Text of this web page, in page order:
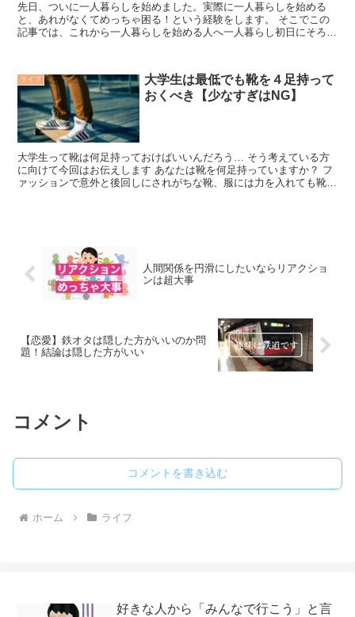
先日、ついに一人暮らしを始めました。実際に一人暮らしを始める
と、あれがなくてめっちゃ困る！という経験をします。 そこでこの
記事では、これから一人暮らしを始める人へ一人暮らし初日にそろえ
ライフ
大学生は最低でも靴を４足持って
おくべき【少なすぎはNG】
大学生って靴は何足持っておけばいいんだろう… そう考えている方
に向けて今回はお伝えします あなたは靴を何足持っていますか？ フ
ァッションで意外と後回しにされがちな靴、服には力を入れても靴な
人間関係を円滑にしたいならリアクショ
ンは超大事
【恋愛】鉄オタは隠した方がいいのか問
題！結論は隠した方がいい
コメント
コメントを書き込む
ホーム ライフ
好きな人から「みんなで行こう」と言